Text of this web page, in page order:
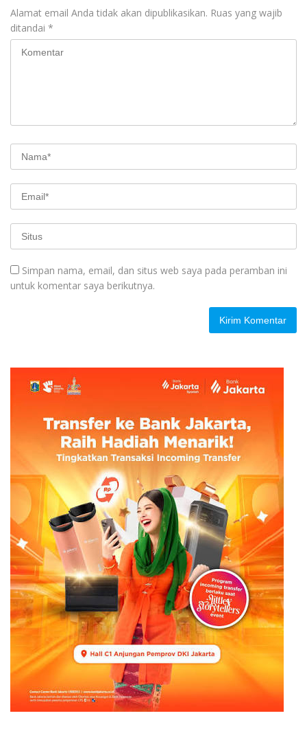
Alamat email Anda tidak akan dipublikasikan. Ruas yang wajib
ditandai *
Simpan nama, email, dan situs web saya pada peramban ini
untuk komentar saya berikutnya.